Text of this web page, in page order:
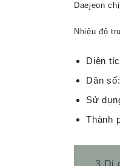
Daejeon
Nhiệu độ
Diện
Dân
Sử
Thành
3.Di